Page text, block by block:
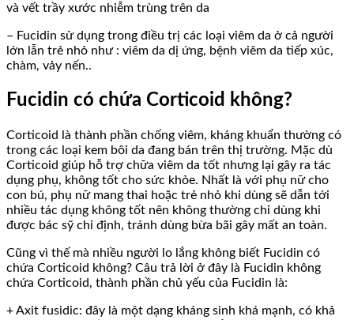
và vết trầy xước nhiễm trùng trên da
– Fucidin sử dụng trong điều trị các loại viêm da ở cả người
lớn lẫn trẻ nhỏ như : viêm da dị ứng, bệnh viêm da tiếp xúc,
chàm, vảy nến..
Fucidin có chứa Corticoid không?
Corticoid là thành phần chống viêm, kháng khuẩn thường có
trong các loại kem bôi da đang bán trên thị trường. Mặc dù
Corticoid giúp hỗ trợ chữa viêm da tốt nhưng lại gây ra tác
dụng phụ, không tốt cho sức khỏe. Nhất là với phụ nữ cho
con bú, phụ nữ mang thai hoặc trẻ nhỏ khi dùng sẽ dẫn tới
nhiều tác dụng không tốt nên không thường chỉ dùng khi
được bác sỹ chỉ định, tránh dùng bừa bãi gây mất an toàn.
Cũng vì thế mà nhiều người lo lắng không biết Fucidin có
chứa Corticoid không? Câu trả lời ở đây là Fucidin không
chứa Corticoid, thành phần chủ yếu của Fucidin là:
+ Axit fusidic: đây là một dạng kháng sinh khá mạnh, có khả